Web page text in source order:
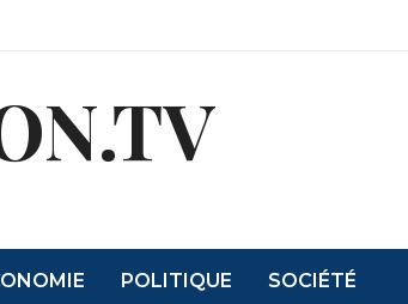
POLITIQUE SOCIÉTÉ